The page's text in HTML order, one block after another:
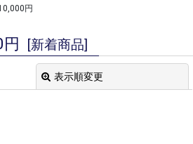
円
[新着商品]
表示順変更